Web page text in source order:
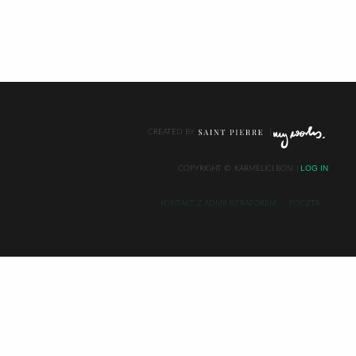
CREATED BY
COPYRIGHT © KARMELICI BOSI LOG IN
KONTAKT Z ADMINISTRATOREM POCZTA